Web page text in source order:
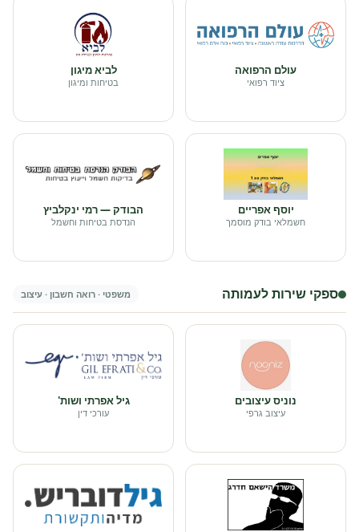
עולם הרפואה
ציוד רפואי
לביא מיגון
בטיחות ומיגון
יוסף אפריים
חשמלאי בודק מוסמך
הבודק — רמי ינקלביץ
הנדסת בטיחות וחשמל
ספקי שירות לעמותה משפטי · רואה חשבון · עיצוב
נוניס עיצובים
עיצוב גרפי
גיל אפרתי ושות'
עורכי דין